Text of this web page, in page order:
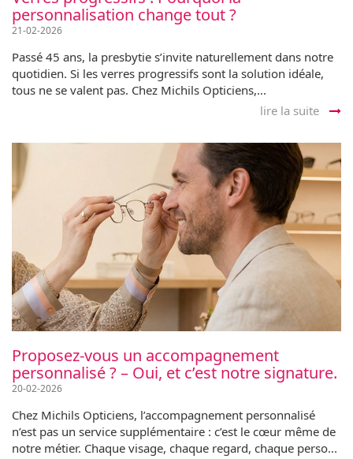
personnalisation change tout ?
21-02-2026
Passé 45 ans, la presbytie s’invite naturellement dans notre
quotidien. Si les verres progressifs sont la solution idéale,
tous ne se valent pas. Chez Michils Opticiens,...
lire la suite
Proposez-vous un accompagnement
personnalisé ? – Oui, et c’est notre signature.
20-02-2026
Chez Michils Opticiens, l’accompagnement personnalisé
n’est pas un service supplémentaire : c’est le cœur même de
notre métier. Chaque visage, chaque regard, chaque perso...